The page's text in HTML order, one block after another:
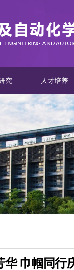
究 人才培养
华 巾帼同